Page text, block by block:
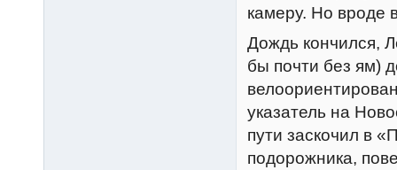
камеру. Но вроде
Дождь кончился,
бы почти без ям)
указатель на
пути заскочил в
подорожника,